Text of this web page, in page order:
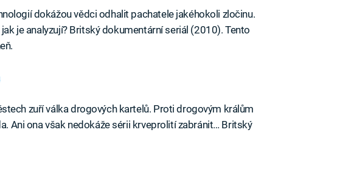
dokážou vědci odhalit pachatele jakéhokoli zločinu.
je analyzují? Britský dokumentární seriál (2010). Tento
zuří válka drogových kartelů. Proti drogovým králům
Ani ona však nedokáže sérii krveprolití zabránit… Britský